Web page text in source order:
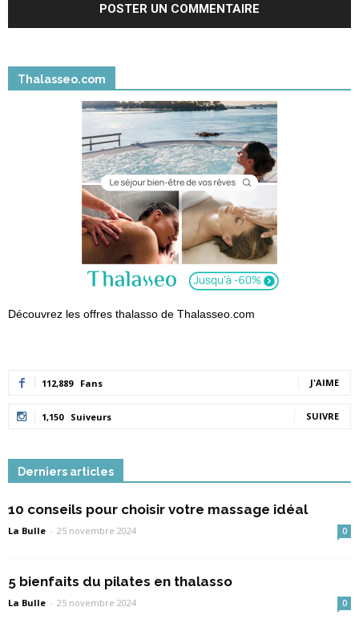
Thalasseo.com
Découvrez les offres thalasso de Thalasseo.com
112,889 Fans J'AIME
1,150 Suiveurs SUIVRE
Derniers articles
10 conseils pour choisir votre massage idéal
La Bulle - 25 novembre 2024 0
5 bienfaits du pilates en thalasso
La Bulle - 25 novembre 2024 0